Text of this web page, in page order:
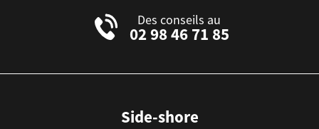
Des conseils au
02 98 46 71 85
Side-shore